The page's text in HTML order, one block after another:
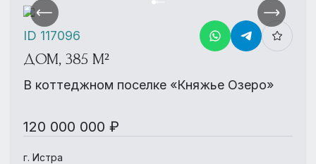
ДОМ, 385 М²
В коттеджном поселке «Княжье Озеро»
120 000 000 ₽
г. Истра
ID 117096